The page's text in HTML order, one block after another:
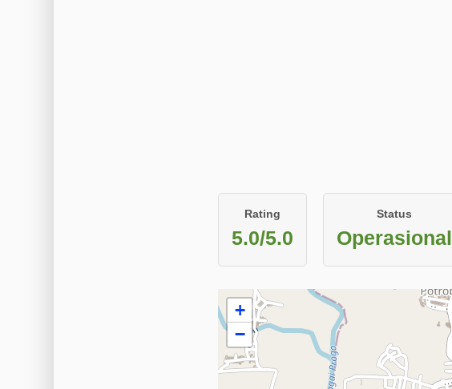
Rating
5.0/5.0
Status
Operasional
+
−